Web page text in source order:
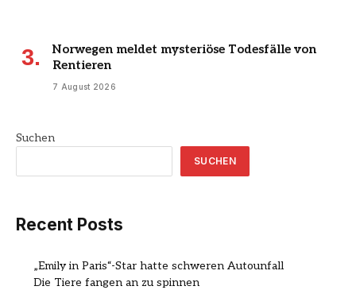
Norwegen meldet mysteriöse Todesfälle von
Rentieren
7 August 2026
Suchen
SUCHEN
Recent Posts
„Emily in Paris“-Star hatte schweren Autounfall
Die Tiere fangen an zu spinnen